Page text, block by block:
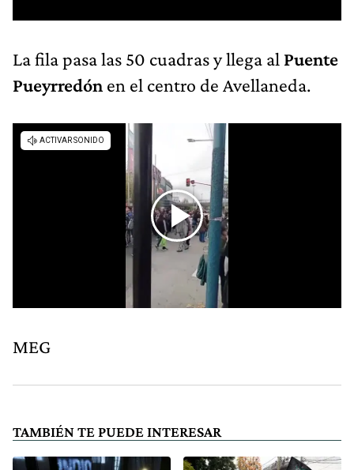
La fila pasa las 50 cuadras y llega al Puente
Pueyrredón en el centro de Avellaneda.
MEG
TAMBIÉN TE PUEDE INTERESAR